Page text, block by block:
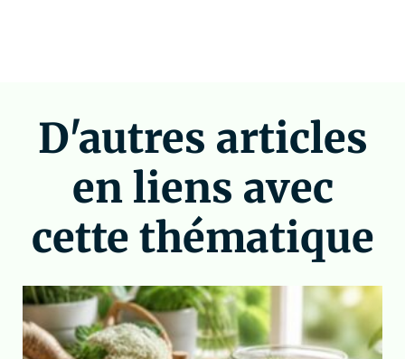
D'autres articles
en liens avec
cette thématique